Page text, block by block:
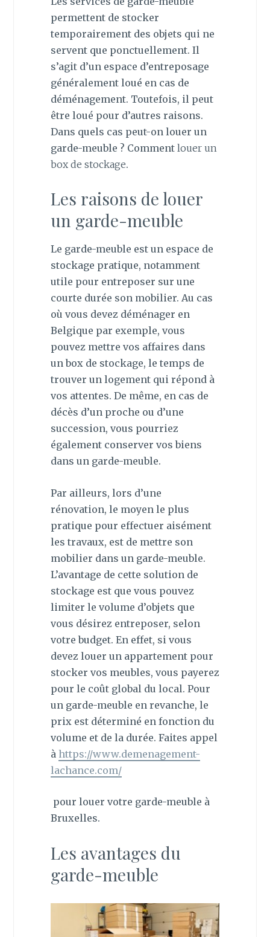
permettent de stocker
temporairement des objets qui ne
servent que ponctuellement. Il
s’agit d’un espace d’entreposage
généralement loué en cas de
déménagement. Toutefois, il peut
être loué pour d’autres raisons.
Dans quels cas peut-on louer un
garde-meuble ? Commentlouer un
box de stockage.
Les raisons de louer
un garde-meuble
Le garde-meuble est un espace de
stockage pratique, notamment
utile pour entreposer sur une
courte durée son mobilier. Au cas
où vous devez déménager en
Belgique par exemple, vous
pouvez mettre vos affaires dans
un box de stockage, le temps de
trouver un logement qui répond à
vos attentes. De même, en cas de
décès d’un proche ou d’une
succession, vous pourriez
également conserver vos biens
dans un garde-meuble.
Par ailleurs, lors d’une
rénovation, le moyen le plus
pratique pour effectuer aisément
les travaux, est de mettre son
mobilier dans un garde-meuble.
L’avantage de cette solution de
stockage est que vous pouvez
limiter le volume d’objets que
vous désirez entreposer, selon
votre budget. En effet, si vous
devez louer un appartement pour
stocker vos meubles, vous payerez
pour le coût global du local. Pour
un garde-meuble en revanche, le
prix est déterminé en fonction du
volume et de la durée. Faites appel
à https://www.demenagement-
lachance.com/
pour louer votre garde-meuble à
Bruxelles.
Les avantages du
garde-meuble